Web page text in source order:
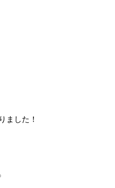
ました！